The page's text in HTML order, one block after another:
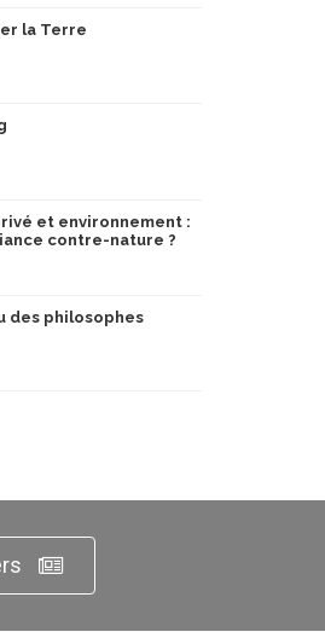
la Terre
et environnement :
contre-nature ?
des philosophes